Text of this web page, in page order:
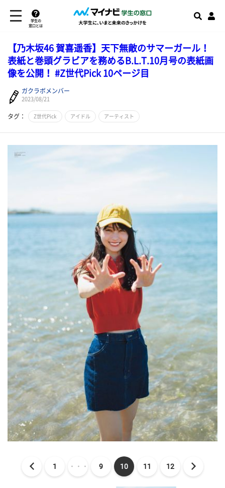
学生の
窓口とは
【乃木坂46 賀喜遥香】天下無敵のサマーガール！
表紙と巻頭グラビアを務めるB.L.T.10月号の表紙画
像を公開！ #Z世代Pick 10ページ目
ガクラボメンバー
2023/08/21
タグ： Z世代Pick アイドル アーティスト
1 ・・・ 9 10 11 12